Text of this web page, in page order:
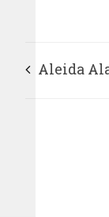
Aleida